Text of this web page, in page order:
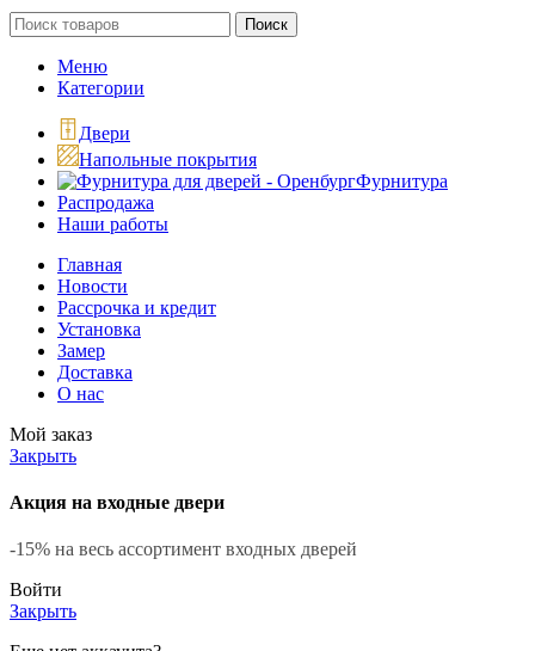
Поиск
Меню
Категории
Двери
Напольные покрытия
Фурнитура
Распродажа
Наши работы
Главная
Новости
Рассрочка и кредит
Установка
Замер
Доставка
О нас
Мой заказ
Закрыть
Акция на входные двери
-15% на весь ассортимент входных дверей
Войти
Закрыть